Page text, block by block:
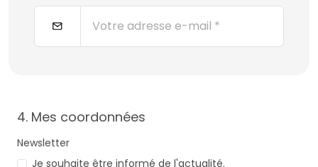
4. Mes coordonnées
Newsletter
Je souhaite être informé de l'actualité.